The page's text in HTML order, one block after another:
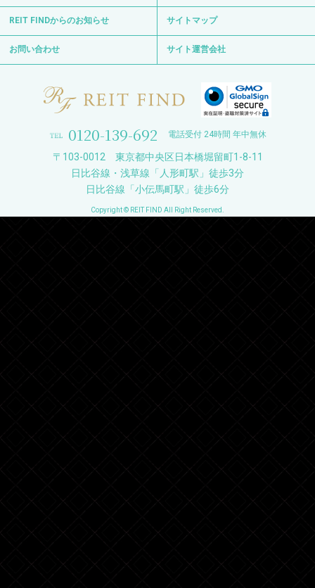
REIT FINDからのお知らせ サイトマップ
お問い合わせ サイト運営会社
0120-139-692 電話受付 24時間 年中無休
〒103-0012 東京都中央区日本橋堀留町1-8-11
日比谷線・浅草線「人形町駅」徒歩3分
日比谷線「小伝馬町駅」徒歩6分
Copyright © REIT FIND All Right Reserved.